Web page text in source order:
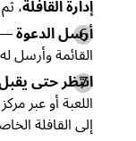
إدارة القافلة،
أرسل الدعوة—
القائمة وأرسل
انتظر حتى
إلى القافلة